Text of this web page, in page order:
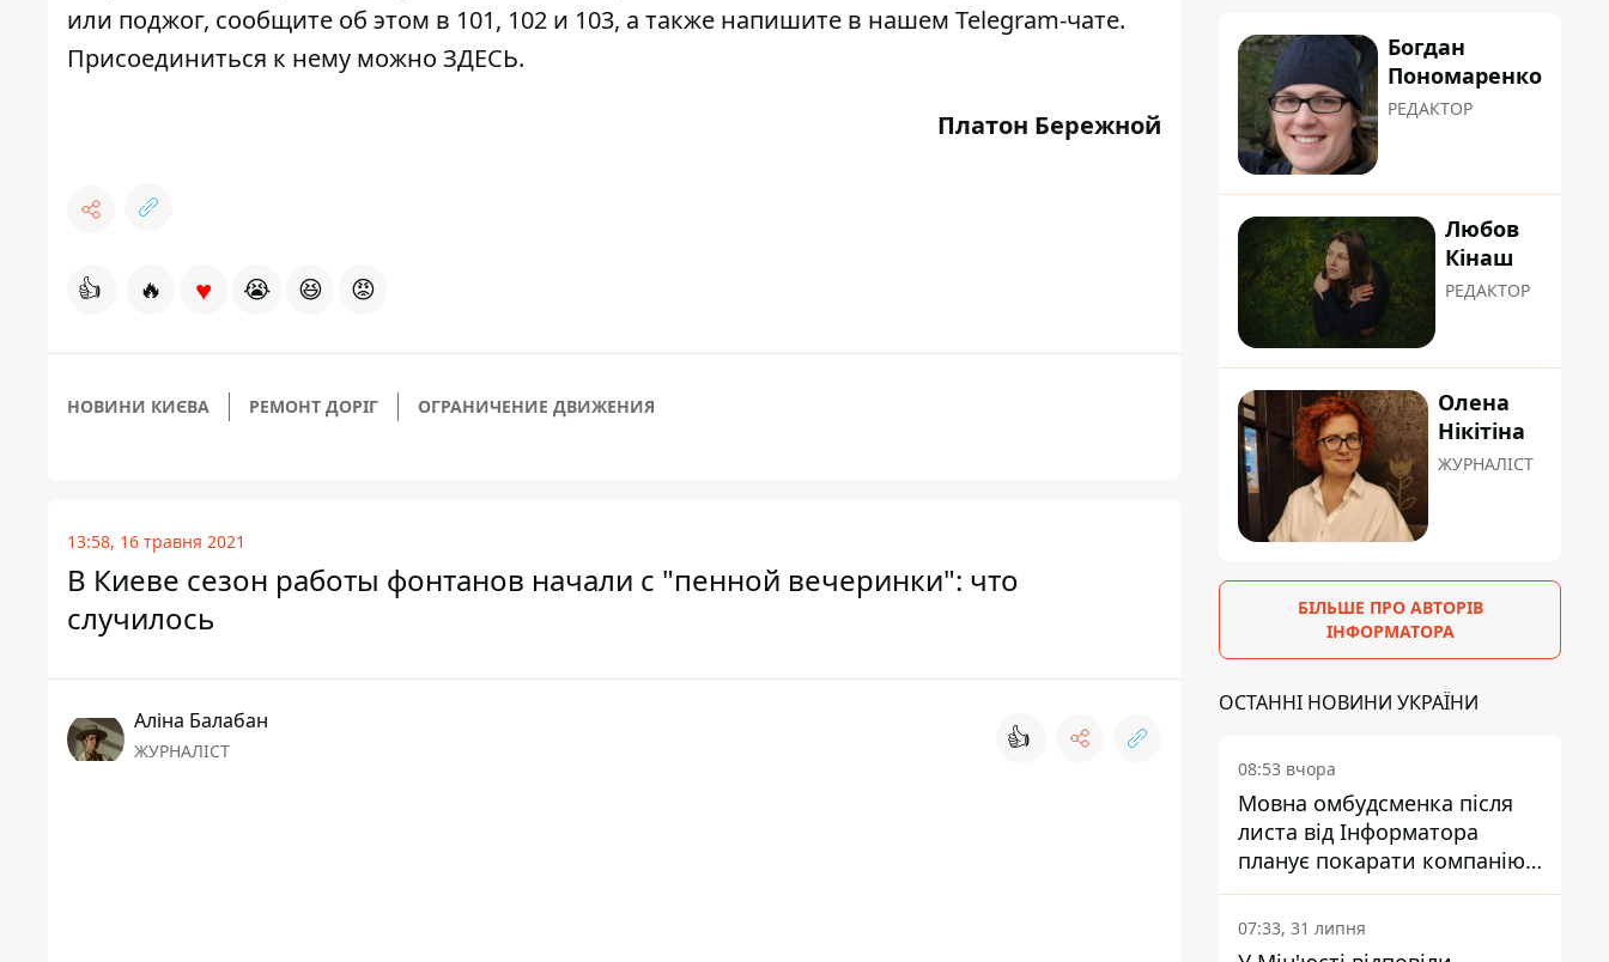
или поджог, сообщите об этом в 101, 102 и 103, а также напишите в нашем Telegram-чате.
Присоединиться к нему можно ЗДЕСЬ.
Платон Бережной
👍 🔥 ♥ 😭 😆 😡
НОВИНИ КИЄВА РЕМОНТ ДОРІГ ОГРАНИЧЕНИЕ ДВИЖЕНИЯ
13:58, 16 травня 2021
В Киеве сезон работы фонтанов начали с "пенной вечеринки": что
случилось
Аліна Балабан
ЖУРНАЛІСТ 👍
Богдан
Пономаренко
РЕДАКТОР
Любов
Кінаш
РЕДАКТОР
Олена
Нікітіна
ЖУРНАЛІСТ
БІЛЬШЕ ПРО АВТОРІВ
ІНФОРМАТОРА
ОСТАННІ НОВИНИ УКРАЇНИ
08:53 вчора
Мовна омбудсменка після
листа від Інформатора
планує покарати компанію-
підрядника ПриватБанку
07:33, 31 липня